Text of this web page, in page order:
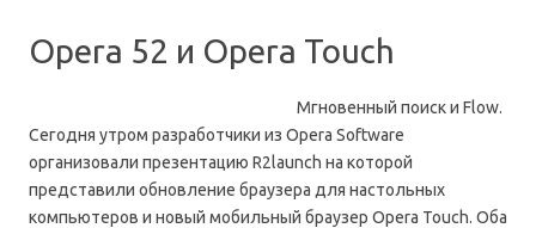
Opera 52 и Opera Touch
Мгновенный поиск и Flow.
Сегодня утром разработчики из Opera Software
организовали презентацию R2launch на которой
представили обновление браузера для настольных
компьютеров и новый мобильный браузер Opera Touch. Оба